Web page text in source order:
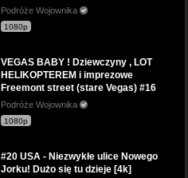
Podróże Wojownika
1080p
VEGAS BABY ! Dziewczyny , LOT
HELIKOPTEREM i imprezowe
Freemont street (stare Vegas) #16
Podróże Wojownika
1080p
#20 USA - Niezwykłe ulice Nowego
Jorku! Dużo się tu dzieje [4k]